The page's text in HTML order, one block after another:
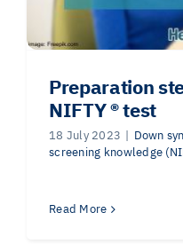
Preparation
NIFTY ®️ test
18 July 2023 | Down
screening knowledge
Read More